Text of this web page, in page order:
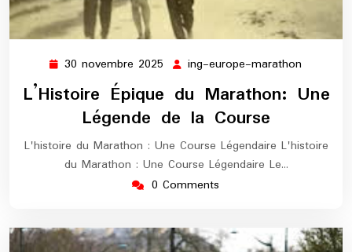
30 novembre 2025 30
novembre
2025
ing-europe-marathon
europe-
marathon
L’Histoire Épique du Marathon: Une
Légende de la Course
L'histoire du Marathon : Une Course Légendaire L'histoire
du Marathon : Une Course Légendaire Le…
0 Comments